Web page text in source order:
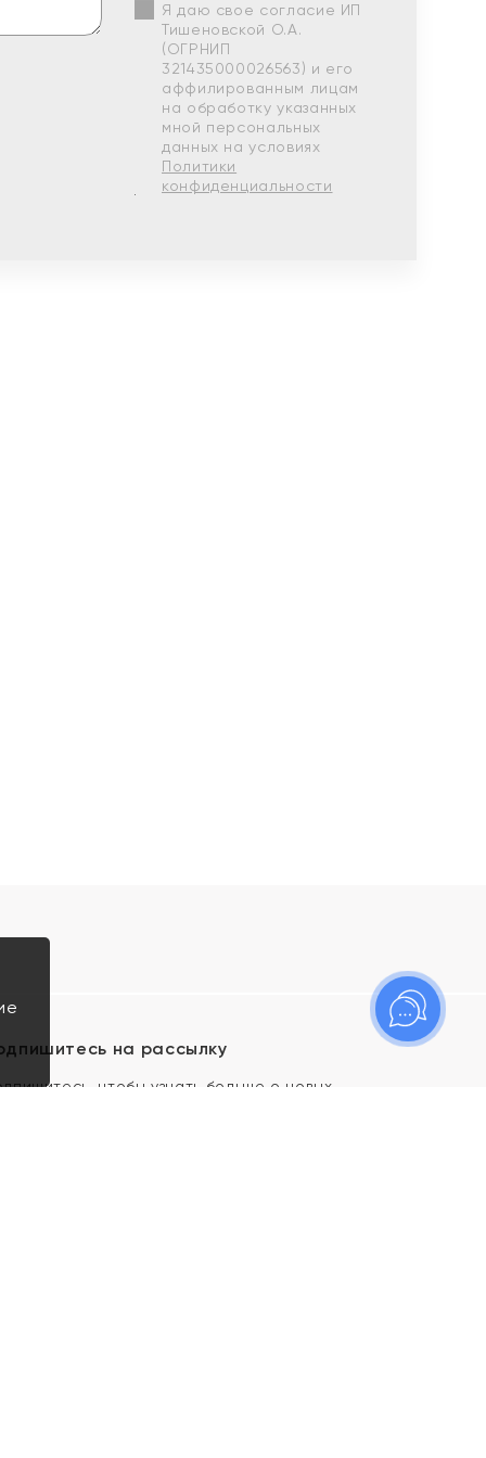
Я даю свое согласие ИП
Тишеновской О.А.
(ОГРНИП
321435000026563) и его
аффилированным лицам
на обработку указанных
мной персональных
данных на условиях
Политики
конфиденциальности
на рассылку
чтобы узнать больше о новых